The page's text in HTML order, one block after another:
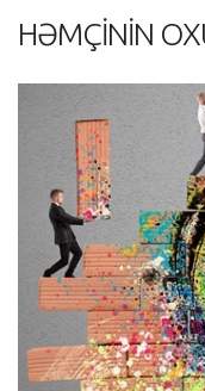
HƏMÇININ